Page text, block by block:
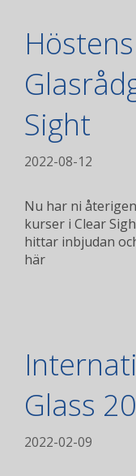
Sight
2022-08-12
Nu har ni
kurser i Clear
hittar inbjudan
här
Glass
2022-02-09